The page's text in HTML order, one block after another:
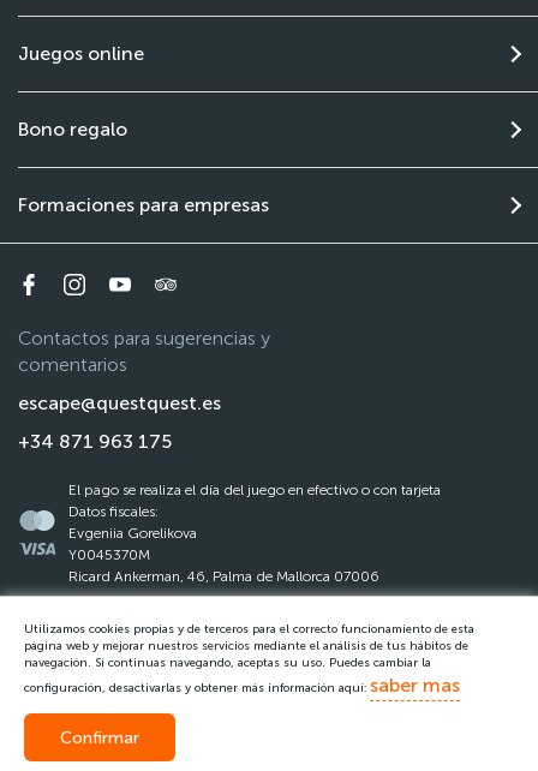
Juegos online
Bono regalo
Formaciones para empresas
Contactos para sugerencias y
comentarios
escape@questquest.es
+34 871 963 175
La ley de protección de datos
Reglas del Questquest
El pago se realiza el día del juego en efectivo o con tarjeta
Datos fiscales:
Evgeniia Gorelikova
Y0045370M
Ricard Ankerman, 46, Palma de Mallorca 07006
Utilizamos cookies propias y de terceros para el correcto funcionamiento de esta
página web y mejorar nuestros servicios mediante el análisis de tus hábitos de
navegación. Si continuas navegando, aceptas su uso. Puedes cambiar la
configuración, desactivarlas y obtener más información aquí: saber mas
Confirmar